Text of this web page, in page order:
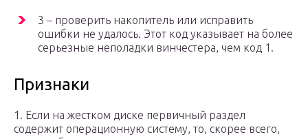
3 – проверить накопитель или исправить
ошибки не удалось. Этот код указывает на более
серьезные неполадки винчестера, чем код 1.
Признаки
1. Если на жестком диске первичный раздел
содержит операционную систему, то, скорее всего,